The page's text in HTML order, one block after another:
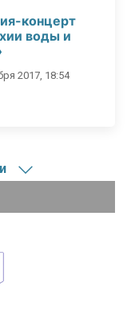
концерт
воды и
2017, 18:54